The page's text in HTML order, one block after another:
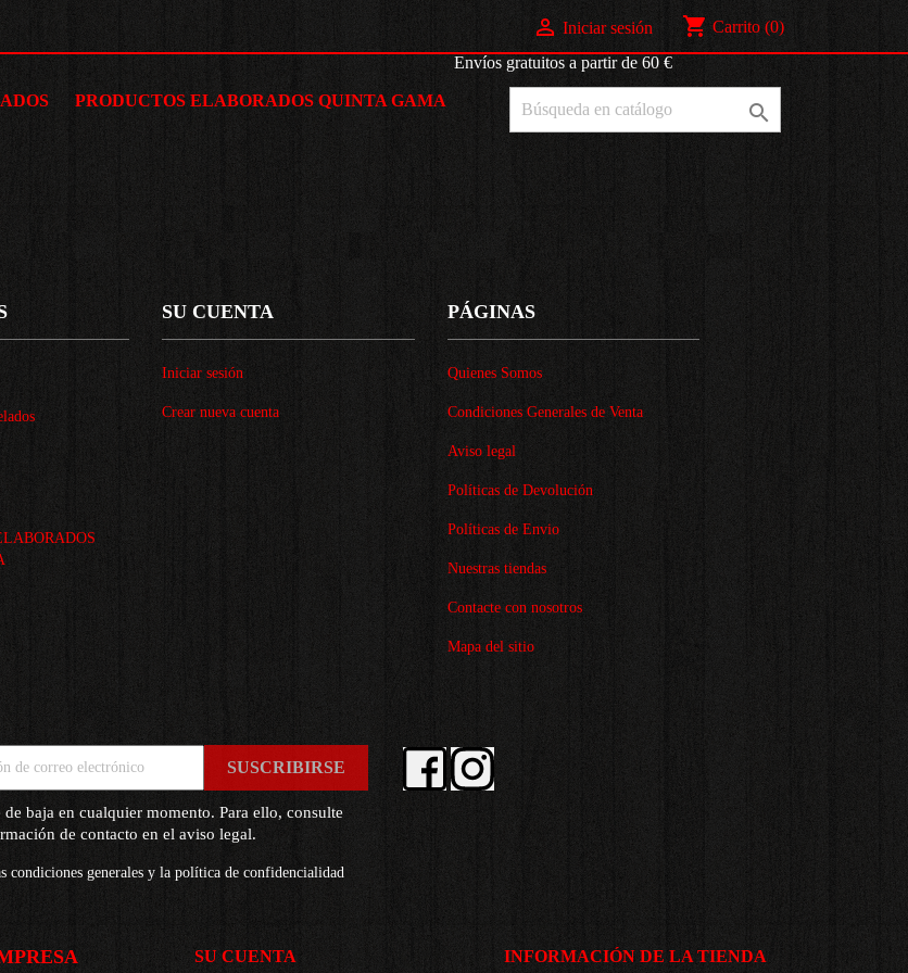
 Iniciar sesión shopping_cart Carrito (0)
Envíos gratuitos a partir de 60 €
PRODUCTOS ELABORADOS QUINTA GAMA 
SU CUENTA
Iniciar sesión
Crear nueva cuenta
PÁGINAS
Quienes Somos
Condiciones Generales de Venta
Aviso legal
Políticas de Devolución
Políticas de Envio
Nuestras tiendas
Contacte con nosotros
Mapa del sitio
de baja en cualquier momento. Para ello, consulte
de contacto en el aviso legal.
condiciones generales y la política de confidencialidad
Facebook
SU CUENTA INFORMACIÓN DE LA TIENDA